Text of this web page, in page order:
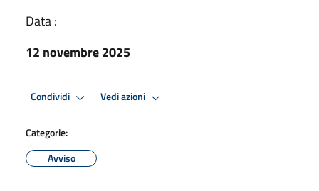
Data :
12 novembre 2025
Condividi Vedi azioni
Categorie:
Avviso